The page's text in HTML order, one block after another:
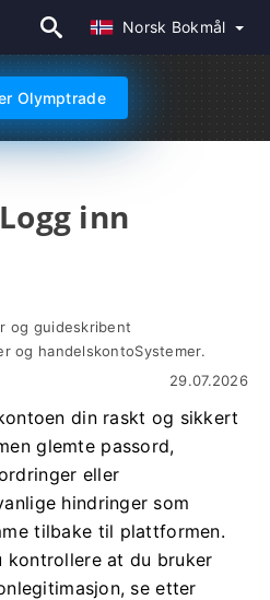
Norsk Bokmål
Olymptrade
inn
og guideskribent
og handelskontoSystemer.
29.07.2026
din raskt og sikkert
glemte passord,
eller
hindringer som
tilbake til plattformen.
kontrollere at du bruker
se etter